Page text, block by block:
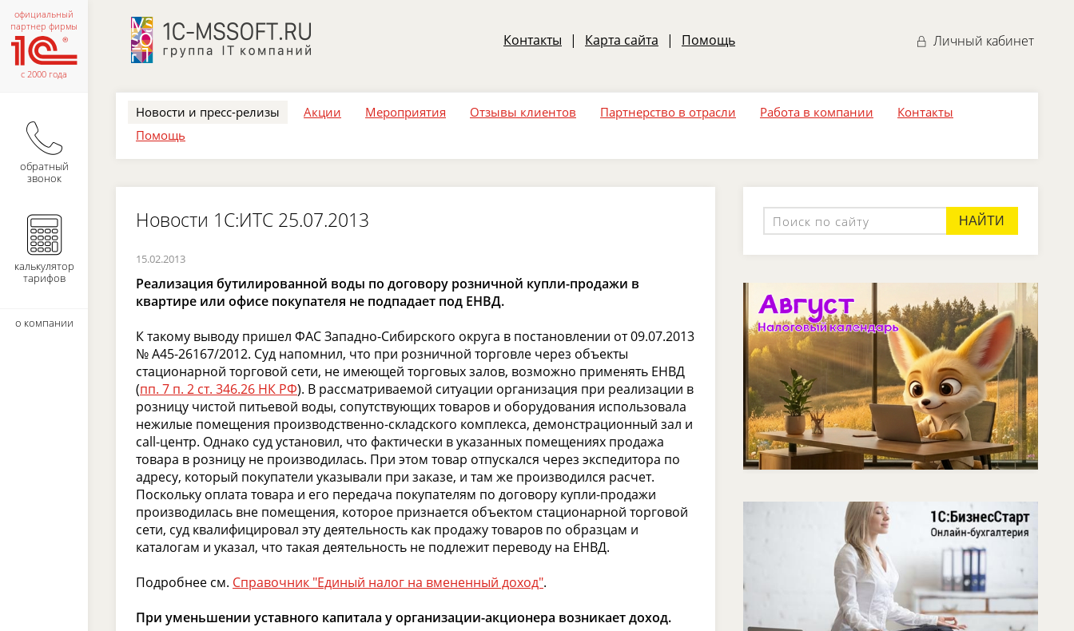
Личный кабинет
Контакты | Карта сайта | Помощь
Новости и пресс-релизы Акции Мероприятия Отзывы клиентов Партнерство в отрасли Работа в компании
Контакты
Помощь
Новости 1С:ИТС 25.07.2013
15.02.2013
Реализация бутилированной воды по договору розничной купли-продажи в
квартире или офисе покупателя не подпадает под ЕНВД.
К такому выводу пришел ФАС Западно-Сибирского округа в постановлении от 09.07.2013
№ А45-26167/2012. Суд напомнил, что при розничной торговле через объекты
стационарной торговой сети, не имеющей торговых залов, возможно применять ЕНВД
(пп. 7 п. 2 ст. 346.26 НК РФ). В рассматриваемой ситуации организация при реализации в
розницу чистой питьевой воды, сопутствующих товаров и оборудования использовала
нежилые помещения производственно-складского комплекса, демонстрационный зал и
call-центр. Однако суд установил, что фактически в указанных помещениях продажа
товара в розницу не производилась. При этом товар отпускался через экспедитора по
адресу, который покупатели указывали при заказе, и там же производился расчет.
Поскольку оплата товара и его передача покупателям по договору купли-продажи
производилась вне помещения, которое признается объектом стационарной торговой
сети, суд квалифицировал эту деятельность как продажу товаров по образцам и
каталогам и указал, что такая деятельность не подлежит переводу на ЕНВД.
Подробнее см. Справочник "Единый налог на вмененный доход".
При уменьшении уставного капитала у организации-акционера возникает доход.
НАЙТИ
официальный
партнер фирмы
с 2000 года
обратный
звонок
калькулятор
тарифов
о компании